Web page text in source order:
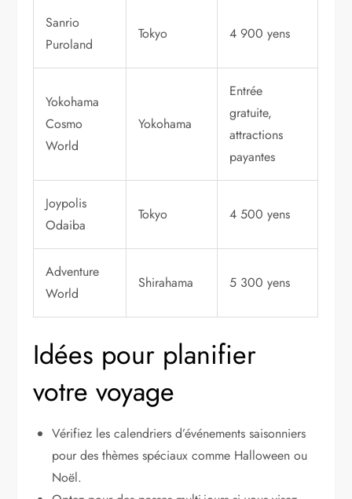
Sanrio
Puroland
Tokyo 4 900 yens
Yokohama
Cosmo
World
Yokohama
Entrée
gratuite,
attractions
payantes
Joypolis
Odaiba
Tokyo 4 500 yens
Adventure
World
Shirahama 5 300 yens
Idées pour planifier
votre voyage
Vérifiez les calendriers d’événements saisonniers
pour des thèmes spéciaux comme Halloween ou
Noël.